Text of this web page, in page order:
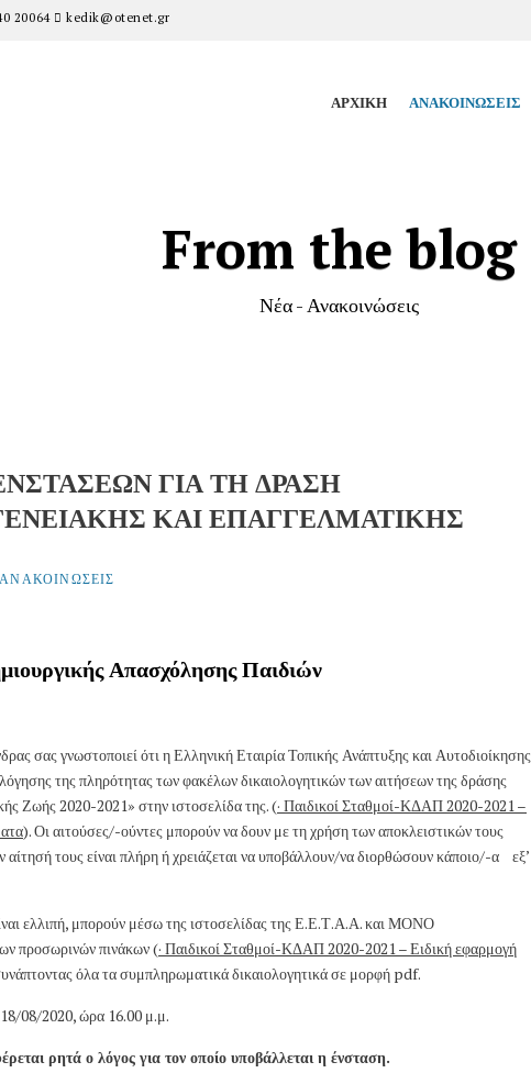
20064 kedik@otenet.gr
ΑΡΧΙΚΉ ΑΝΑΚΟΙΝΏΣΕΙΣ
From the blog
Νέα - Ανακοινώσεις
ΓΙΑ ΤΗ ΔΡΑΣΗ
ΚΑΙ ΕΠΑΓΓΕΛΜΑΤΙΚΗΣ
Απασχόλησης Παιδιών
σας γνωστοποιεί ότι η Ελληνική Εταιρία Τοπικής Ανάπτυξης και Αυτοδιοίκησης
της πληρότητας των φακέλων δικαιολογητικών των αιτήσεων της δράσης
Ζωής 2020-2021» στην ιστοσελίδα της. (· Παιδικοί Σταθμοί-ΚΔΑΠ 2020-2021 –
). Οι αιτούσες/-ούντες μπορούν να δουν με τη χρήση των αποκλειστικών τους
τους είναι πλήρη ή χρειάζεται να υποβάλλουν/να διορθώσουν κάποιο/-α εξ’
ελλιπή, μπορούν μέσω της ιστοσελίδας της Ε.Ε.Τ.Α.Α. και ΜΟΝΟ
προσωρινών πινάκων (· Παιδικοί Σταθμοί-ΚΔΑΠ 2020-2021 – Ειδική εφαρμογή
όλα τα συμπληρωματικά δικαιολογητικά σε μορφή pdf.
18/08/2020, ώρα 16.00 μ.μ.
ρητά ο λόγος για τον οποίο υποβάλλεται η ένσταση.